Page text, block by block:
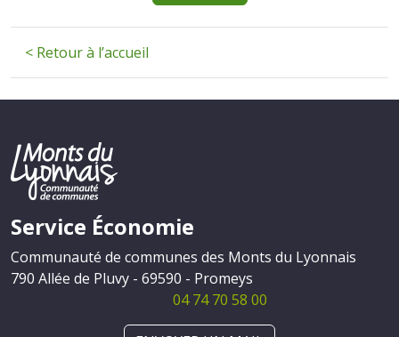
< Retour à l’accueil
Service Économie
Communauté de communes des Monts du Lyonnais
790 Allée de Pluvy - 69590 - Promeys
04 74 70 58 00